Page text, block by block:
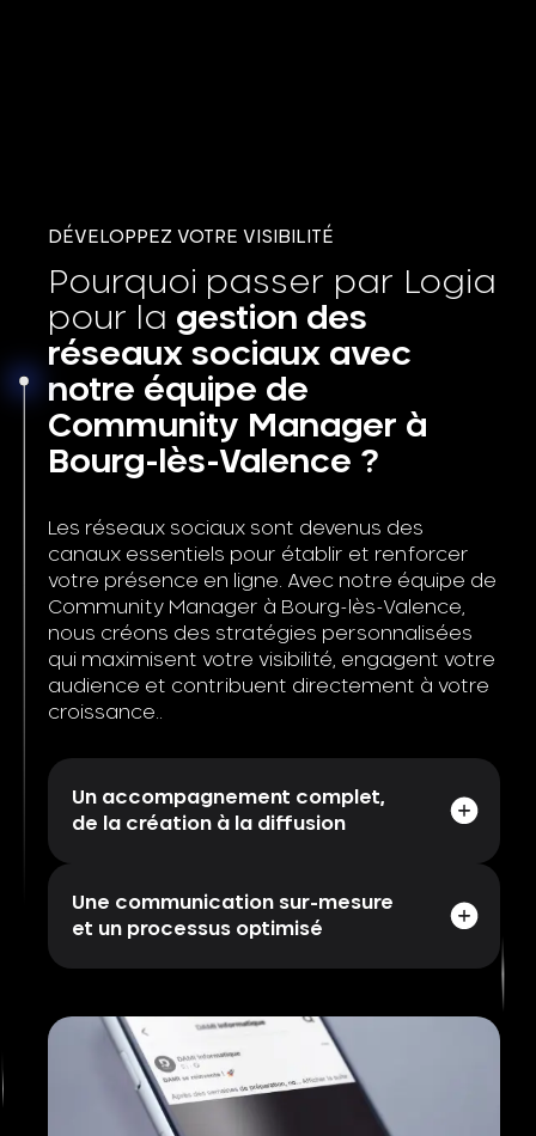
DÉVELOPPEZ VOTRE VISIBILITÉ
Pourquoi passer par Logia
pour la gestion des
réseaux sociaux avec
notre équipe de
Community Manager à
Bourg-lès-Valence ?
Les réseaux sociaux sont devenus des
canaux essentiels pour établir et renforcer
votre présence en ligne. Avec notre équipe de
Community Manager à Bourg-lès-Valence,
nous créons des stratégies personnalisées
qui maximisent votre visibilité, engagent votre
audience et contribuent directement à votre
croissance..
Un accompagnement complet,
de la création à la diffusion
Une communication sur-mesure
et un processus optimisé